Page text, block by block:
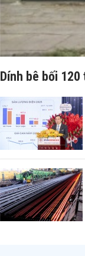
Dính bê bối